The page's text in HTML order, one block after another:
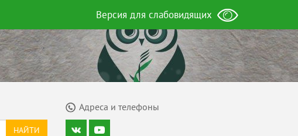
Версия для слабовидящих
Адреса и телефоны
НАЙТИ